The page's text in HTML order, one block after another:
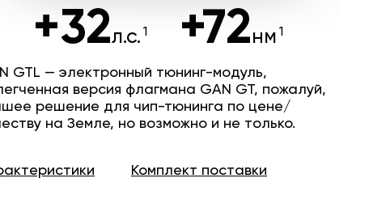
+32л.с. +72нм
GTL — электронный тюнинг-модуль,
версия флагмана GAN GT, пожалуй,
решение для чип-тюнинга по цене/
на Земле, но возможно и не только.
Комплект поставки